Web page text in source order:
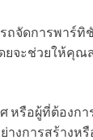
รถจัดการพาร์
จะช่วยให้คุณ
หรือผู้ที่ต้องก
งการสร้างห